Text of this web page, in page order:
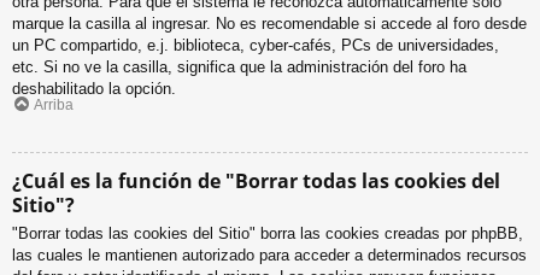
marque la casilla al ingresar. No es recomendable si accede al foro desde
un PC compartido, e.j. biblioteca, cyber-cafés, PCs de universidades,
etc. Si no ve la casilla, significa que la administración del foro ha
deshabilitado la opción.
Arriba
¿Cuál es la función de "Borrar todas las cookies del
Sitio"?
"Borrar todas las cookies del Sitio" borra las cookies creadas por phpBB,
las cuales le mantienen autorizado para acceder a determinados recursos